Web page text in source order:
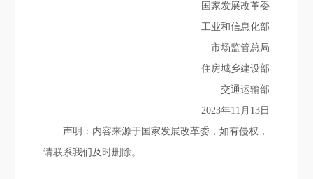
国家发展改革委
工业和信息化部
市场监管总局
住房城乡建设部
交通运输部
2023年11月13日
声明：内容来源于国家发展改革委，如有侵权，
请联系我们及时删除。